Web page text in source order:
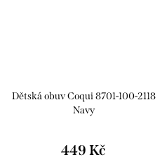
Dětská obuv Coqui 8701-100-2118
Navy
449 Kč